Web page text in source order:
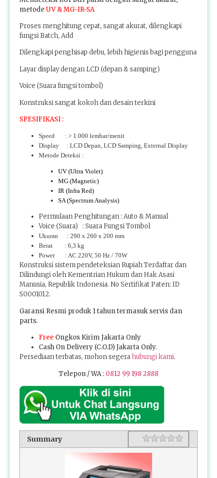
metode UV & MG-IR-SA
Proses menghitung cepat, sangat akurat, dilengkapi
fungsi Batch, Add
Dilengkapi penghisap debu, lebih higienis bagi pengguna
Layar display dengan LCD (depan & samping)
Voice (Suara fungsi tombol)
Konstruksi sangat kokoh dan desain terkini
SPESIFIKASI :
Speed : > 1.000 lembar/menit
Display : LCD Depan, LCD Samping, External Display
Metode Deteksi :
UV (Ultra Violet)
MG (Magnetic)
IR (Infra Red)
SA (Spectrum Analysis)
Permulaan Penghitungan : Auto & Manual
Voice (Suara) : Suara Fungsi Tombol
Ukuran : 290 x 260 x 200 mm
Berat : 6,3 kg
Power : AC 220V, 50 Hz / 70W
Konstruksi sistem pendeteksian Rupiah Terdaftar dan
Dilindungi oleh Kementrian Hukum dan Hak Asasi
Manusia, Republik Indonesia. No Sertifikat Paten: ID
S0001012.
Garansi Resmi produk 1 tahun termasuk servis dan
parts.
Free Ongkos Kirim Jakarta Only
Cash On Delivery (C.O.D) Jakarta Only.
Persediaan terbatas, mohon segera hubungi kami.
Telepon / WA : 0812 99 198 2888
Summary Rating 1 star
2 stars
3 stars
4 stars
5 stars